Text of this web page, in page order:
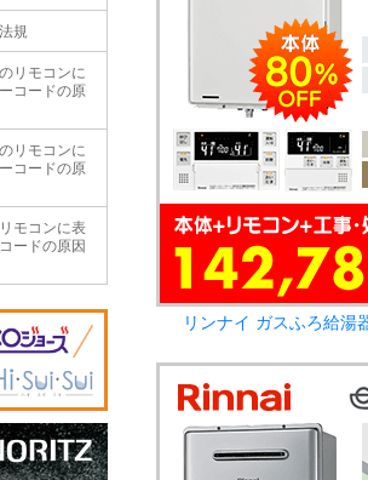
リンナイ ガスふろ給湯
規
リモコンに
コードの原
リモコンに
コードの原
モコンに表
ードの原因